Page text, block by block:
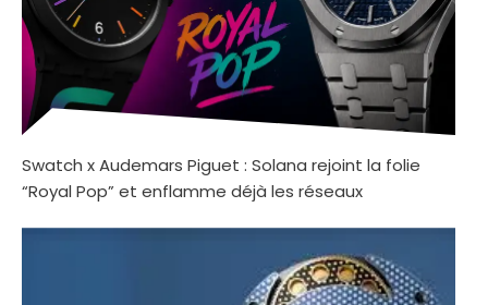
Swatch x Audemars Piguet : Solana rejoint la folie
“Royal Pop” et enflamme déjà les réseaux